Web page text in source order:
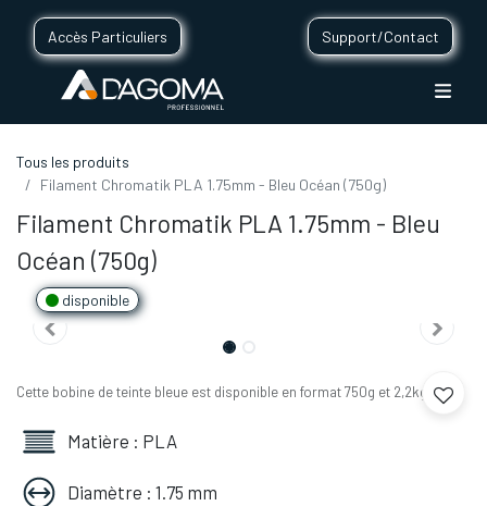
Accès Particuliers Support/Contact
Tous les produits
Filament Chromatik PLA 1.75mm - Bleu Océan (750g)
Filament Chromatik PLA 1.75mm - Bleu
Océan (750g)
disponible
Cette bobine de teinte bleue est disponible en format 750g et 2,2kg.
Matière : PLA
Diamètre : 1.75 mm